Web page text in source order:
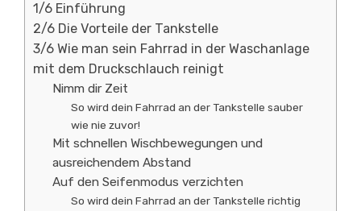
1/6 Einführung
2/6 Die Vorteile der Tankstelle
3/6 Wie man sein Fahrrad in der Waschanlage
mit dem Druckschlauch reinigt
Nimm dir Zeit
So wird dein Fahrrad an der Tankstelle sauber
wie nie zuvor!
Mit schnellen Wischbewegungen und
ausreichendem Abstand
Auf den Seifenmodus verzichten
So wird dein Fahrrad an der Tankstelle richtig